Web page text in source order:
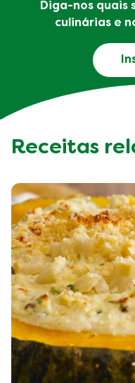
Diga-nos quais
culinárias e
Receitas